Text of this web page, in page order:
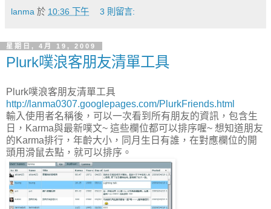
lanma 於 10:36 下午 3 則留言:
星期日, 4月 19, 2009
Plurk噗浪客朋友清單工具
Plurk噗浪客朋友清單工具
http://lanma0307.googlepages.com/PlurkFriends.html
輸入使用者名稱後，可以一次看到所有朋友的資訊，包含生
日，Karma與最新噗文~ 這些欄位都可以排序喔~ 想知道朋友
的Karma排行，年齡大小，同月生日有誰，在對應欄位的開
頭用滑鼠去點，就可以排序。